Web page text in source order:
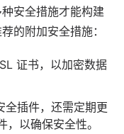
安全措施才能构建
的附加安全措施：
证书，以加密数据
全插件，还需定期更
以确保安全性。